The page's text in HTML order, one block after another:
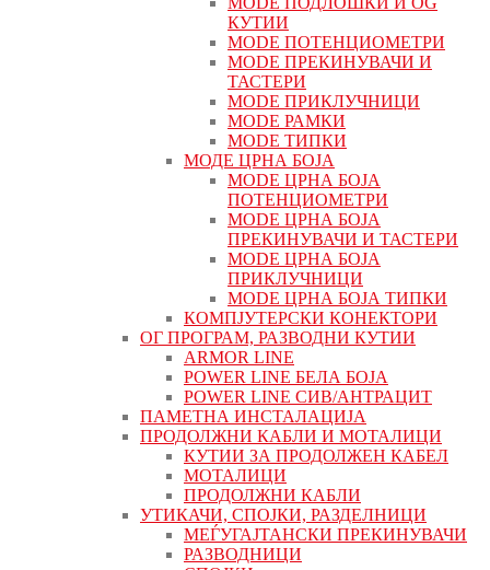
КУТИИ
MODE ПОТЕНЦИОМЕТРИ
MODE ПРEКИНУВАЧИ И
ТАСТЕРИ
MODE ПРИКЛУЧНИЦИ
MODE РАМКИ
MODE ТИПКИ
МОДЕ ЦРНА БОЈА
MODE ЦРНА БОЈА
ПОТЕНЦИОМЕТРИ
MODE ЦРНА БОЈА
ПРЕКИНУВАЧИ И ТАСТЕРИ
MODE ЦРНА БОЈА
ПРИКЛУЧНИЦИ
MODE ЦРНА БОЈА ТИПКИ
КОМПЈУТЕРСКИ КОНЕКТОРИ
ОГ ПРОГРАМ, РАЗВОДНИ КУТИИ
ARMOR LINE
POWER LINE БЕЛА БОЈА
POWER LINE СИВ/АНТРАЦИТ
ПАМЕТНА ИНСТАЛАЦИЈА
ПРОДОЛЖНИ КАБЛИ И МОТАЛИЦИ
КУТИИ ЗА ПРОДОЛЖЕН КАБЕЛ
МОТАЛИЦИ
ПРОДОЛЖНИ КАБЛИ
УТИКАЧИ, СПОЈКИ, РАЗДЕЛНИЦИ
МЕЃУГАЈТАНСКИ ПРЕКИНУВАЧИ
РАЗВОДНИЦИ